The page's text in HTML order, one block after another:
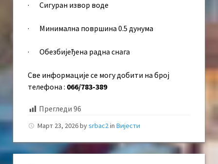
· Сигуран извор воде
· Минимална површина 0.5 дунума
· Обезбијеђена радна снага
Све информације се могу добити на број
телефона : 066/783-389
Прегледи 96
Март 23, 2026bysrbac2 in Вијести